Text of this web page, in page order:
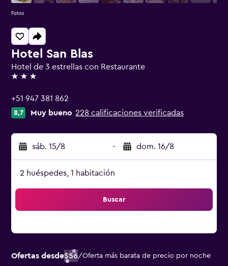
Hotel San Blas
Hotel de 3 estrellas con Restaurante
3 estrellas
+51 947 381 862
8,7 Muy bueno 228 calificaciones verificadas
sáb. 15/8 - dom. 16/8
2 huéspedes, 1 habitación
Buscar
Ofertas desde$56/Oferta más barata de precio por noche
Fotos